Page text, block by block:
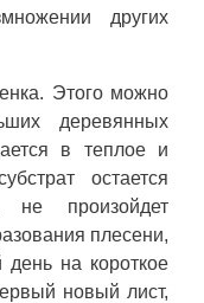
других
Этого можно
деревянных
в теплое и
остается
произойдет
плесени,
день на короткое
новый лист,